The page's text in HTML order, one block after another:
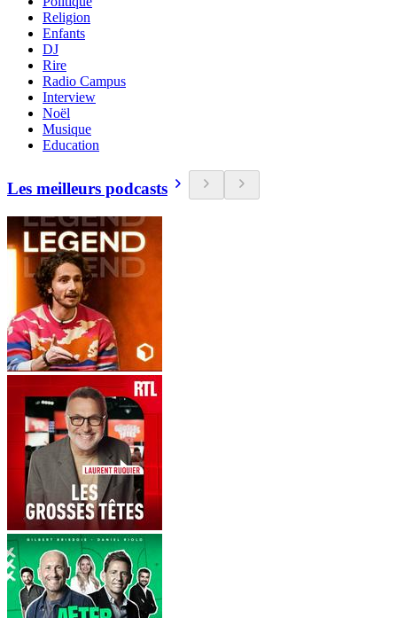
Religion
Enfants
DJ
Rire
Radio Campus
Interview
Noël
Musique
Education
Les meilleurs podcasts